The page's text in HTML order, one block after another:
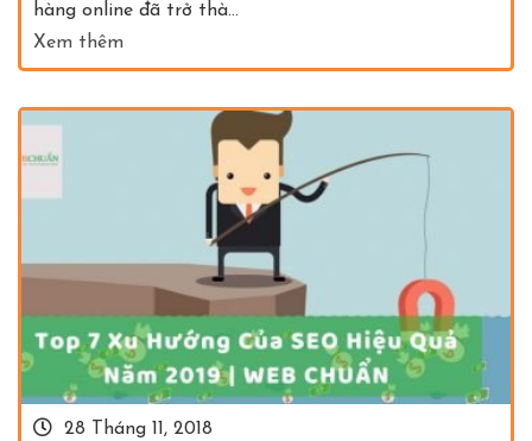
hàng online đã trở thà...
Xem thêm
28 Tháng 11, 2018